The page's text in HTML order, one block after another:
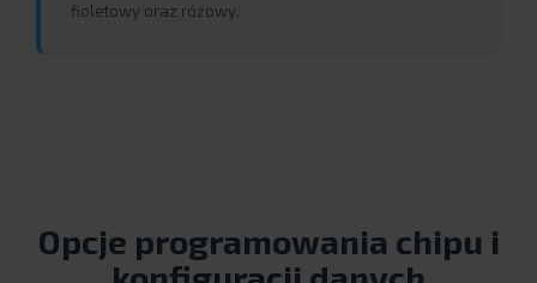
fioletowy oraz różowy.
Opcje programowania chipu i